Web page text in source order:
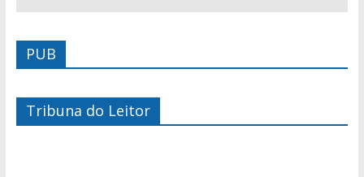
PUB
Tribuna do Leitor